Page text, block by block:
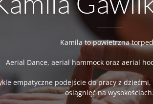
Kamila to powietrzna
Aerial Dance, aerial hammock oraz aerial
empatyczne podejście do pracy z
osiągnięć na wysokościach.